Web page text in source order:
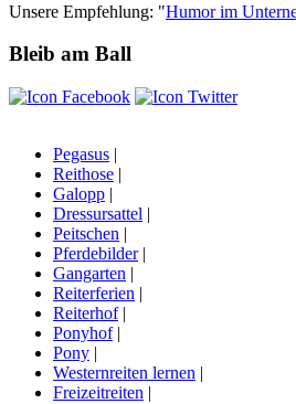
Unsere Empfehlung: "Humor im
Bleib am Ball
Pegasus |
Reithose |
Galopp |
Dressursattel |
Peitschen |
Pferdebilder|
Gangarten |
Reiterferien |
Reiterhof|
Ponyhof|
Pony |
Westernreiten lernen |
Freizeitreiten |